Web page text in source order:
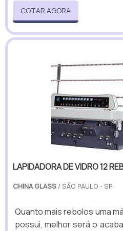
COTAR AGORA
LAPIDADORA DE VIDRO 12
CHINA GLASS / SÃO PAULO - SP
Quanto mais rebolos uma
possui, melhor será o